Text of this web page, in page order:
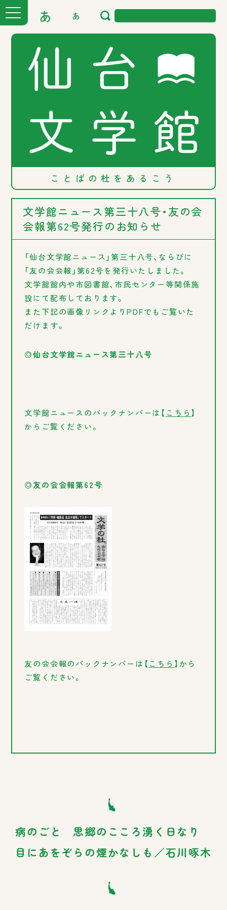
あ あ
ことばの 杜を あるこう
病のごと 思郷のこころ湧く日なり
目にあをぞらの煙かなしも／石川啄木
文学館ニュース第三十八号・友の会
会報第62号発行のお知らせ
「仙台文学館ニュース」第三十八号、ならびに
「友の会会報」第62号を発行いたしました。
文学館館内や市図書館、市民センター等関係施
設にて配布しております。
また下記の画像リンクよりPDFでもご覧いた
だけます。
◎仙台文学館ニュース第三十八号
文学館ニュースのバックナンバーは【 こちら】
からご覧ください。
◎友の会会報第62号
友の会会報のバックナンバーは【こちら 】から
ご覧ください。